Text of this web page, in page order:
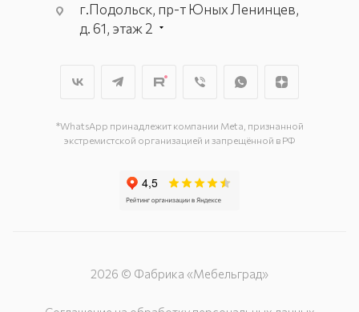
г.Подольск, пр-т Юных Ленинцев,
д. 61, этаж 2
г. Подольск, ул. Станционная, д. 11
*WhatsApp принадлежит компании Meta, признанной
экстремистской организацией и запрещённой в РФ
2026 © Фабрика «Мебельград»